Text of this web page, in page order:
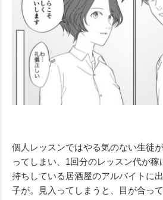
個人レッスンではやる気のない生徒
ってしまい、1回分のレッスン代が
持ちしている居酒屋のアルバイトに
子が。見入ってしまうと、目が合っ